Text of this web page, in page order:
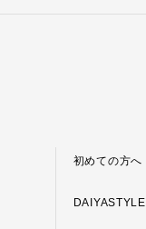
初めての方へ
DAIYASTYLE